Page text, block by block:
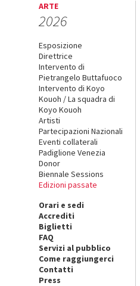
ARTE
2026
Esposizione
Direttrice
Intervento di
Pietrangelo Buttafuoco
Intervento di Koyo
Kouoh / La squadra di
Koyo Kouoh
Artisti
Partecipazioni Nazionali
Eventi collaterali
Padiglione Venezia
Donor
Biennale Sessions
Edizioni passate
Orari e sedi
Accrediti
Biglietti
FAQ
Servizi al pubblico
Come raggiungerci
Contatti
Press